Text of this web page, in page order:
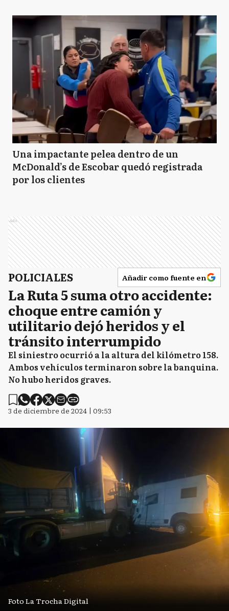
Una impactante pelea dentro de un
McDonald’s de Escobar quedó registrada
por los clientes
Ads
POLICIALES Añadir como fuente en
La Ruta 5 suma otro accidente:
choque entre camión y
utilitario dejó heridos y el
tránsito interrumpido
El siniestro ocurrió a la altura del kilómetro 158.
Ambos vehículos terminaron sobre la banquina.
No hubo heridos graves.
3 de diciembre de 2024 | 09:53
Foto La Trocha Digital